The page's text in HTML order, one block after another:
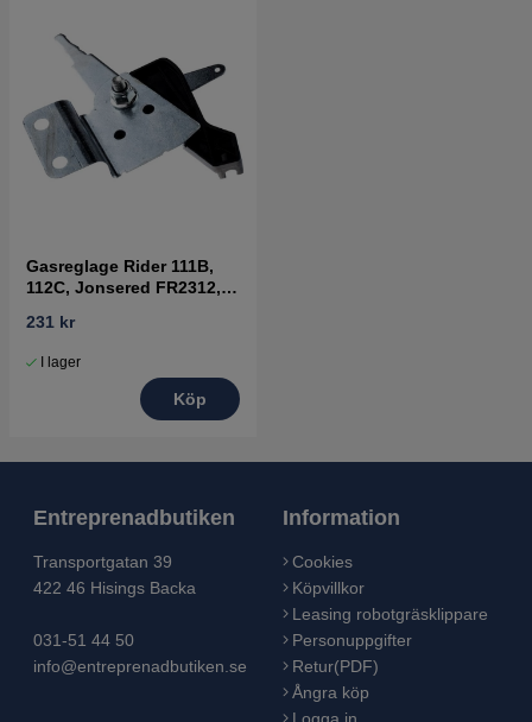
Gasreglage Rider 111B,
112C, Jonsered FR2312,
231 kr
I lager
Köp
Entreprenadbutiken
Transportgatan 39
422 46 Hisings Backa
031-51 44 50
info@entreprenadbutiken.se
Information
Cookies
Köpvillkor
Leasing robotgräsklippare
Personuppgifter
Retur(PDF)
Ångra köp
Logga in